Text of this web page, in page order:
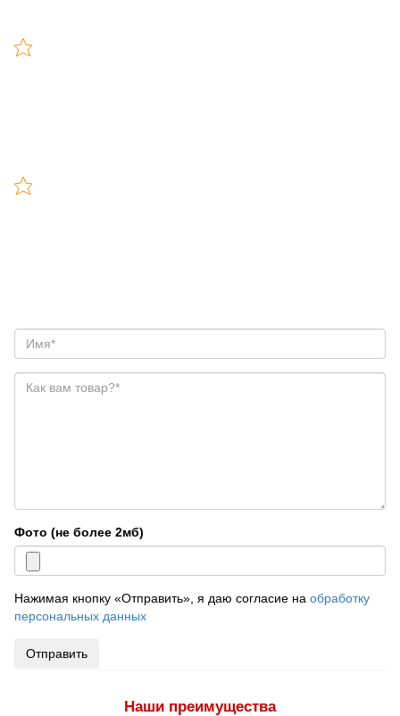
Фото (не более 2мб)
Нажимая кнопку «Отправить», я даю согласие на обработку
персональных данных
Отправить
Наши преимущества